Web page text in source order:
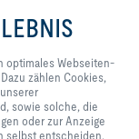
einfache
die
sind,
zu
optimales Webseiten-
zählen Cookies,
sowie solche, die
oder zur Anzeige
selbst entscheiden,